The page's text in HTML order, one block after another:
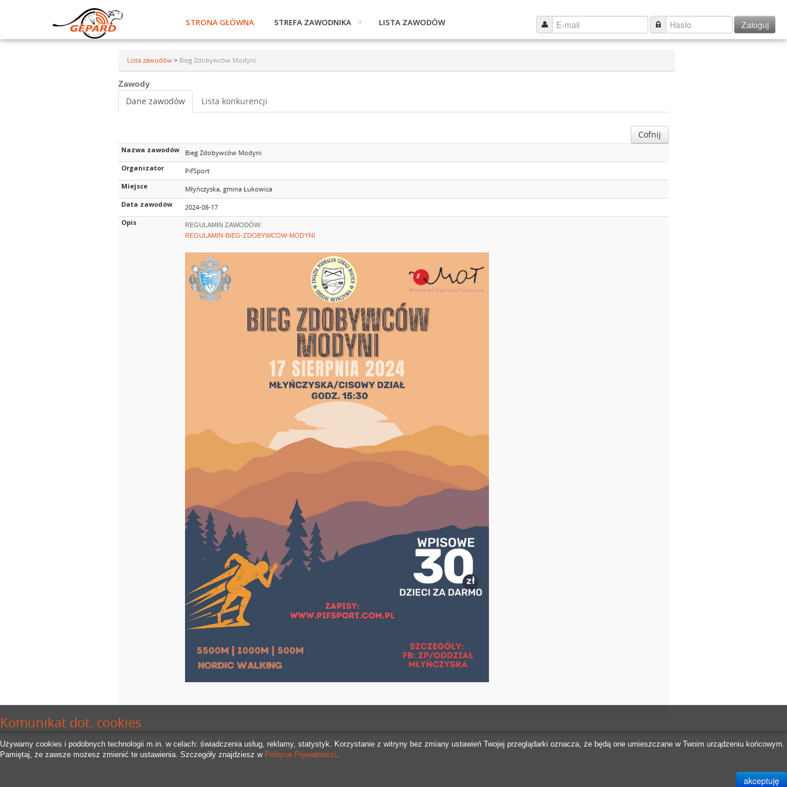
Komunikat dot. cookies
Używamy cookies i podobnych technologii m.in. w celach: świadczenia usług, reklamy, statystyk. Korzystanie z witryny bez zmiany ustawień Twojej przeglądarki oznacza, że będą one umieszczane w Twoim urządzeniu końcowym.
Pamiętaj, że zawsze możesz zmienić te ustawienia. Szczegóły znajdziesz w Polityce Prywatności.
Zaloguj
STRONA GŁÓWNA STREFA ZAWODNIKA LISTA ZAWODÓW
Lista zawodów > Bieg Zdobywców Modyni
Zawody
Dane zawodów Lista konkurencji
Cofnij
Nazwa zawodów
Bieg Zdobywców Modyni
Organizator
PifSport
Miejsce
Młyńczyska, gmina Łukowica
Data zawodów
2024-08-17
Opis
REGULAMIN ZAWODÓW:
REGULAMIN-BIEG-ZDOBYWCOW-MODYNI